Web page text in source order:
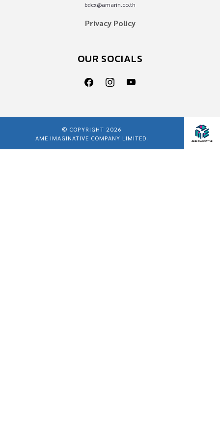
bdcx@amarin.co.th
Privacy Policy
OUR SOCIALS
© COPYRIGHT 2026
AME IMAGINATIVE COMPANY LIMITED.